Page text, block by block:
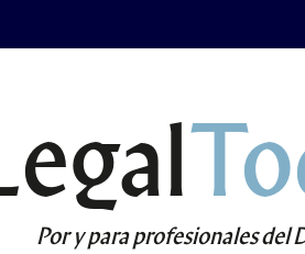
Por y para profesionales del